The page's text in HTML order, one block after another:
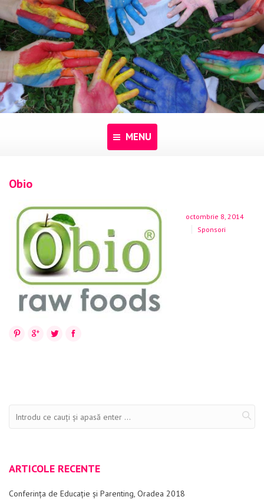
MENU
Programe
Pentru dascăli
Evenimente
Materiale educaționale
Obio
octombrie 8, 2014
Sponsori
Facebook
Twitter
Google+
Pinterest
ARTICOLE RECENTE
Conferința de Educație și Parenting, Oradea 2018